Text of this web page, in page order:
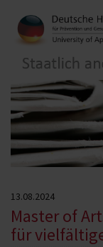
13.08.2024
Master of
für